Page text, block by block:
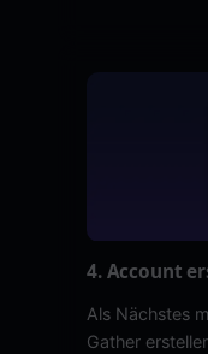
4. Account
Als Nächstes
Gather